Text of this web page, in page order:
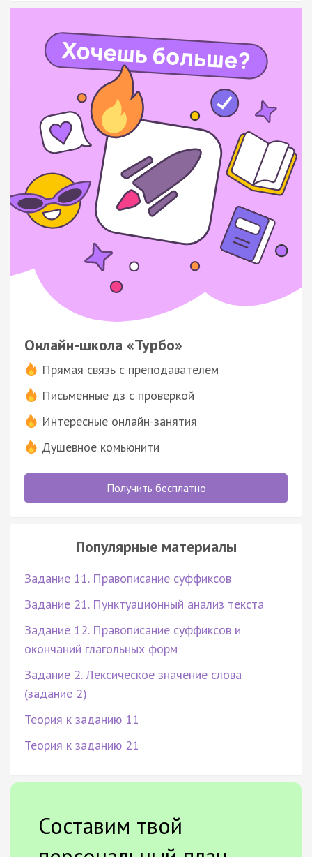
Онлайн-школа «Турбо»
Прямая связь с преподавателем
Письменные дз с проверкой
Интересные онлайн-занятия
Душевное комьюнити
Получить бесплатно
Популярные материалы
Задание 11. Правописание суффиксов
Задание 21. Пунктуационный анализ текста
Задание 12. Правописание суффиксов и
окончаний глагольных форм
Задание 2. Лексическое значение слова
(задание 2)
Теория к заданию 11
Теория к заданию 21
Составим твой